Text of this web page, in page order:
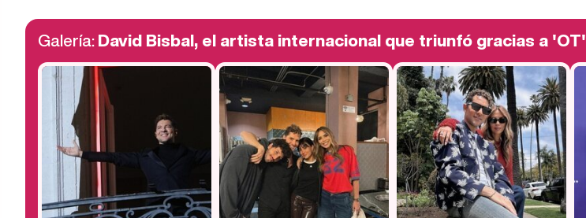
Galería:David Bisbal, el artista internacional que triunfó gracias a 'OT'